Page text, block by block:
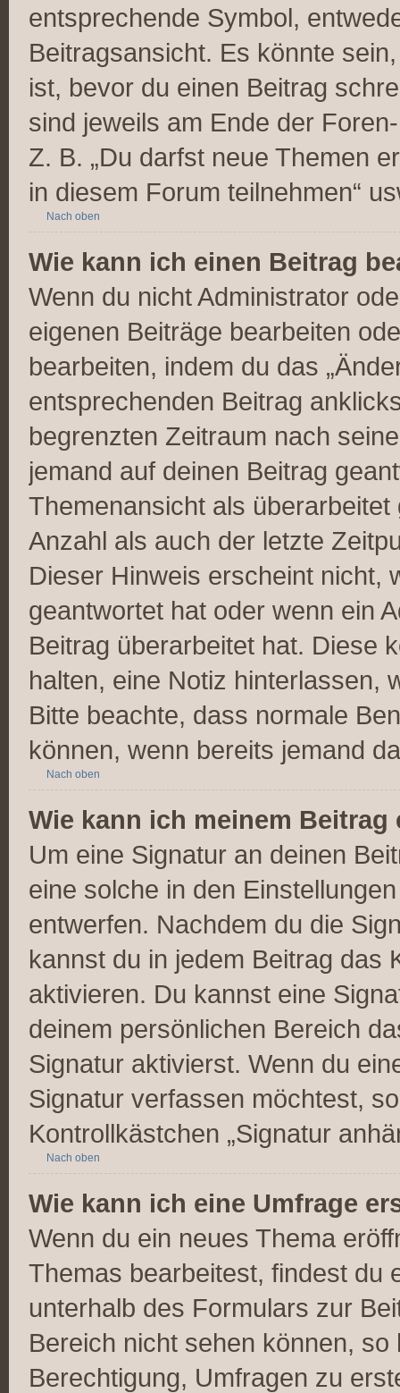
entsprechende Symbol,
Beitragsansicht. Es könnte
ist, bevor du einen Beitrag
sind jeweils am Ende der
Z. B. „Du darfst neue Themen
in diesem Forum teilnehmen“
Nach oben
Wie kann ich einen Beitrag
Wenn du nicht Administrator
eigenen Beiträge bearbeiten
bearbeiten, indem du das
entsprechenden Beitrag
begrenzten Zeitraum nach
jemand auf deinen Beitrag
Themenansicht als
Anzahl als auch der letzte
Dieser Hinweis erscheint nicht,
geantwortet hat oder wenn ein
Beitrag überarbeitet hat. Diese
halten, eine Notiz hinterlassen,
Bitte beachte, dass normale
können, wenn bereits jemand
Nach oben
Wie kann ich meinem
Um eine Signatur an deinen
eine solche in den
entwerfen. Nachdem du die
kannst du in jedem Beitrag das
aktivieren. Du kannst eine
deinem persönlichen Bereich
Signatur aktivierst. Wenn du
Signatur verfassen möchtest,
Kontrollkästchen „Signatur
Nach oben
Wie kann ich eine Umfrage
Wenn du ein neues Thema
Themas bearbeitest, findest du
unterhalb des Formulars zur
Bereich nicht sehen können,
Berechtigung, Umfragen zu